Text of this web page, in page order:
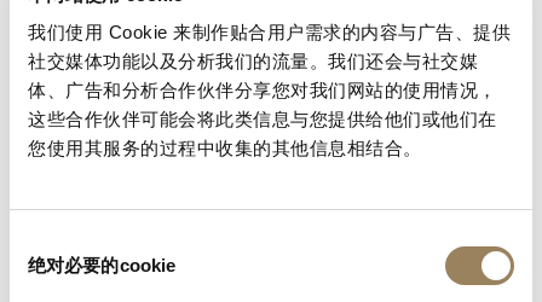
我们使用 Cookie 来制作贴合用户需求的内容与广告、提供
社交媒体功能以及分析我们的流量。我们还会与社交媒
体、广告和分析合作伙伴分享您对我们网站的使用情况，
这些合作伙伴可能会将此类信息与您提供给他们或他们在
您使用其服务的过程中收集的其他信息相结合。
绝对必要的cookie
RJC 認證（Responsible Jewellery Council）
無論是在藝術工藝、製造還是時計組裝方面，Breguet
加入 RJC 組織的項目於 2021 年初啟動，並於 2023 年 8
月獲得 RJC-COP（Code of Practices）認證而告完成。
該認證進一步強化了 Maison 在寶石和貴金屬採購領域作